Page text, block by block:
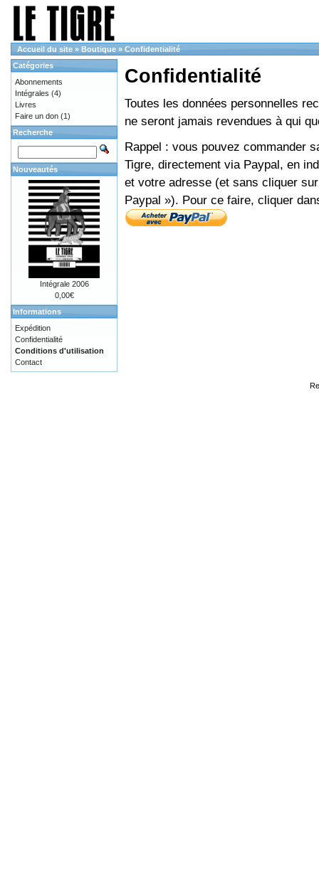
Accueil du site » Boutique » Confidentialité
Confidentialité
Toutes les données personnelles
ne seront jamais revendues à qui
Rappel : vous pouvez commander
Tigre, directement via Paypal, en
et votre adresse (et sans cliquer
Paypal »). Pour ce faire, cliquer
Catégories
Abonnements
Intégrales (4)
Livres
Faire un don (1)
Recherche
Nouveautés
Intégrale 2006
0,00€
Informations
Expédition
Confidentialité
Conditions d'utilisation
Contact